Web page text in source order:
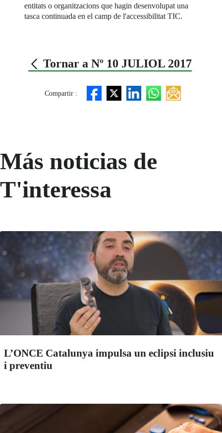
entitats o organitzacions que hagin desenvolupat una
tasca continuada en el camp de l'accessibilitat TIC.
Tornar a Nº 10 JULIOL 2017
Compartir :
Más noticias de
T'interessa
L’ONCE Catalunya impulsa un eclipsi inclusiu
i preventiu